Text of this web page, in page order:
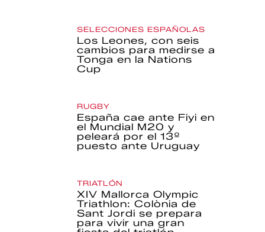
SELECCIONES ESPAÑOLAS
Los Leones, con seis
cambios para medirse a
Tonga en la Nations
Cup
RUGBY
España cae ante Fiyi en
el Mundial M20 y
peleará por el 13º
puesto ante Uruguay
TRIATLÓN
XIV Mallorca Olympic
Triathlon: Colònia de
Sant Jordi se prepara
para vivir una gran